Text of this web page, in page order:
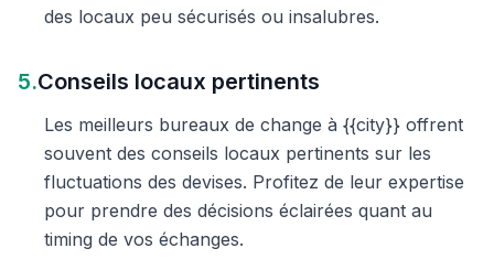
des locaux peu sécurisés ou insalubres.
5.Conseils locaux pertinents
Les meilleurs bureaux de change à {{city}} offrent
souvent des conseils locaux pertinents sur les
fluctuations des devises. Profitez de leur expertise
pour prendre des décisions éclairées quant au
timing de vos échanges.